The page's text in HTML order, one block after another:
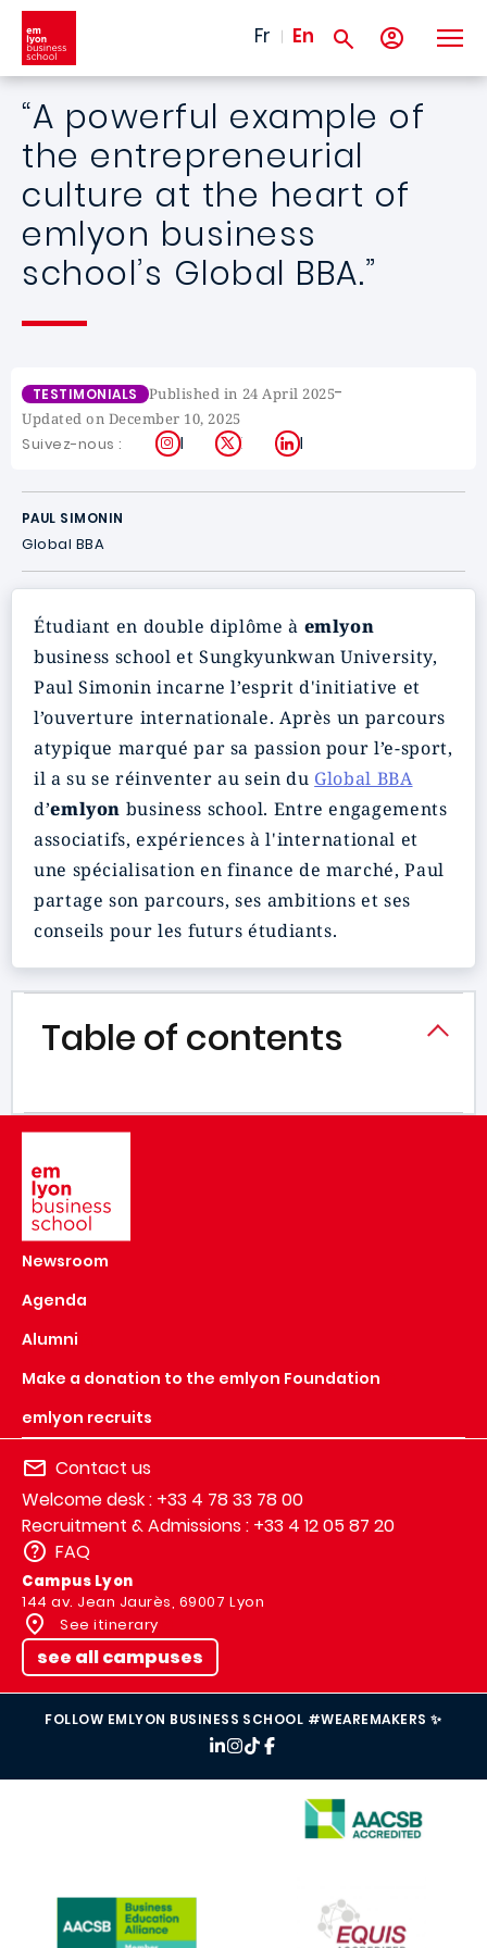
Skip to main content
Fr En
“A powerful example of
the entrepreneurial
culture at the heart of
emlyon business
school’s Global BBA.”
TESTIMONIALS Published in 24 April 2025-
Updated on December 10, 2025
Suivez-nous : Instagram
X LinkedIn
PAUL SIMONIN
Global BBA
Étudiant en double diplôme à emlyon
business school et Sungkyunkwan University,
Paul Simonin incarne l’esprit d'initiative et
l’ouverture internationale. Après un parcours
atypique marqué par sa passion pour l’e-sport,
il a su se réinventer au sein du Global BBA
d’emlyon business school. Entre engagements
associatifs, expériences à l'international et
une spécialisation en finance de marché, Paul
partage son parcours, ses ambitions et ses
conseils pour les futurs étudiants.
Table of contents
Newsroom
Agenda
Alumni
Make a donation to the emlyon Foundation
emlyon recruits
Contact us
Welcome desk : +33 4 78 33 78 00
Recruitment & Admissions : +33 4 12 05 87 20
FAQ
Campus Lyon
144 av. Jean Jaurès, 69007 Lyon
See itinerary
see all campuses
FOLLOW EMLYON BUSINESS SCHOOL #WEAREMAKERS ✨